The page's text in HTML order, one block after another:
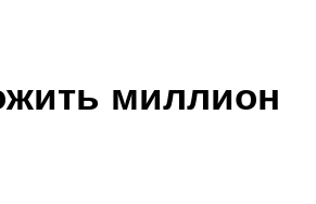
миллион